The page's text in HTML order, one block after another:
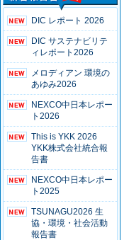
DIC レポート 2026
DIC サステナビリテ
ィレポート2026
メロディアン 環境の
あゆみ2026
NEXCO中日本レポー
ト2026
This is YKK 2026
YKK株式会社統合報
告書
NEXCO中日本レポー
ト2025
TSUNAGU2026 生
協・環境・社会活動
報告書